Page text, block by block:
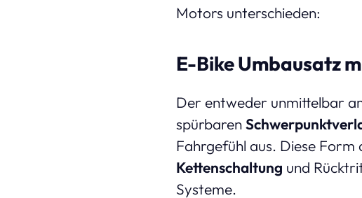
Motors unterschieden:
E-Bike Umbausatz
Der entweder unmittelbar
spürbaren
Fahrgefühl aus. Diese
Kettenschaltung und
Systeme.